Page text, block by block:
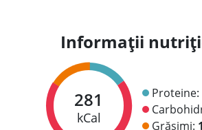
Informații
281
kCal
Proteine:
Grăsimi: